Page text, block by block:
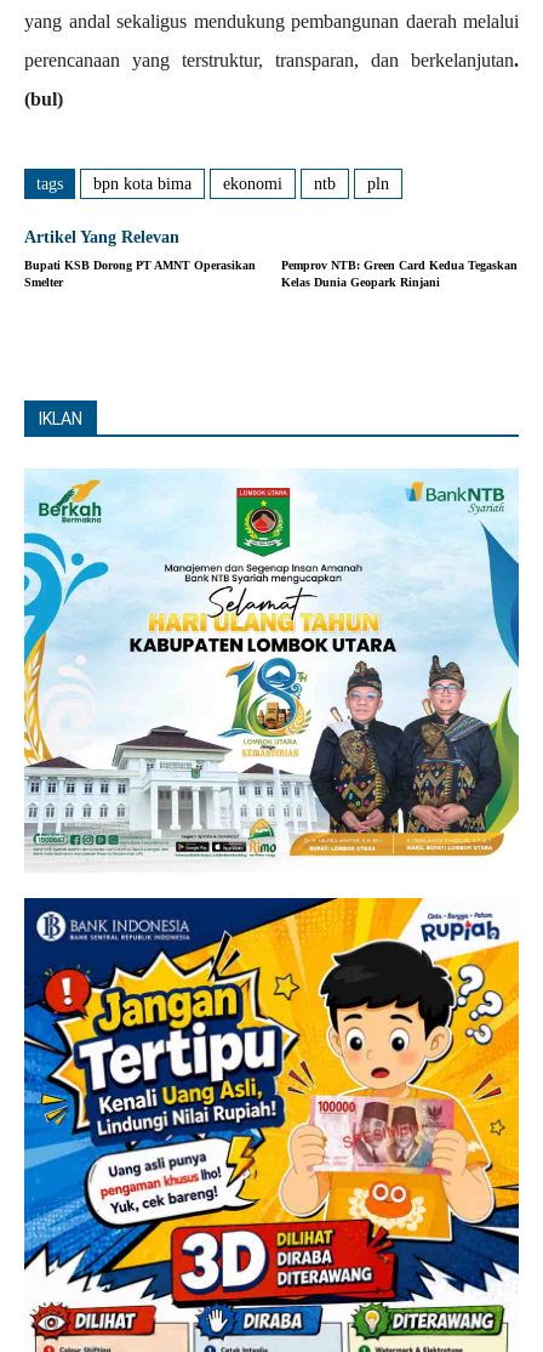
yang andal sekaligus mendukung pembangunan daerah melalui
perencanaan yang terstruktur, transparan, dan berkelanjutan.
(bul)
tags bpn kota bima ekonomi ntb pln
Artikel Yang Relevan
Bupati KSB Dorong PT AMNT Operasikan
Smelter
Pemprov NTB: Green Card Kedua Tegaskan
Kelas Dunia Geopark Rinjani
IKLAN